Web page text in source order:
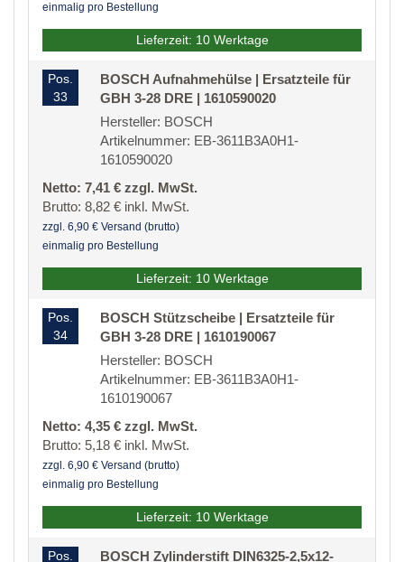
einmalig pro Bestellung
Lieferzeit: 10 Werktage
Pos.
33
BOSCH Aufnahmehülse | Ersatzteile für
GBH 3-28 DRE | 1610590020
Hersteller: BOSCH
Artikelnummer: EB-3611B3A0H1-
1610590020
Netto: 7,41 € zzgl. MwSt.
Brutto: 8,82 € inkl. MwSt.
zzgl. 6,90 € Versand (brutto)
einmalig pro Bestellung
Lieferzeit: 10 Werktage
Pos.
34
BOSCH Stützscheibe | Ersatzteile für
GBH 3-28 DRE | 1610190067
Hersteller: BOSCH
Artikelnummer: EB-3611B3A0H1-
1610190067
Netto: 4,35 € zzgl. MwSt.
Brutto: 5,18 € inkl. MwSt.
zzgl. 6,90 € Versand (brutto)
einmalig pro Bestellung
Lieferzeit: 10 Werktage
Pos. BOSCH Zylinderstift DIN6325-2,5x12-